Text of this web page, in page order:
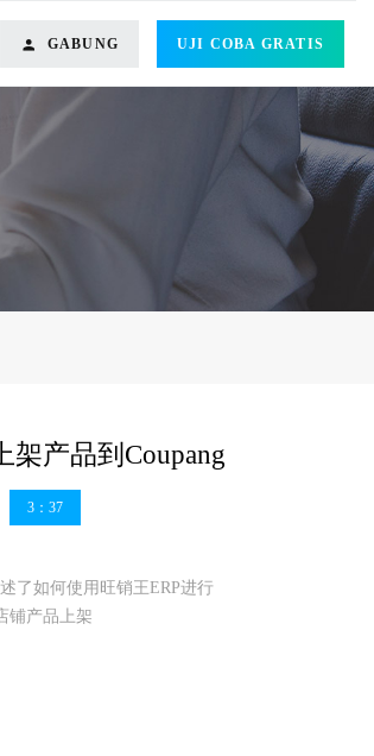
GABUNG UJI COBA GRATIS
架产品到Coupang
3：37
了如何使用旺销王ERP进行
铺产品上架